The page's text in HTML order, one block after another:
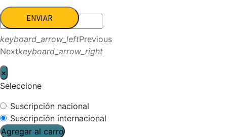
ENVIAR
keyboard_arrow_leftPrevious
Nextkeyboard_arrow_right
×
Seleccione
Suscripción nacional
Suscripción internacional
Agregar al carro